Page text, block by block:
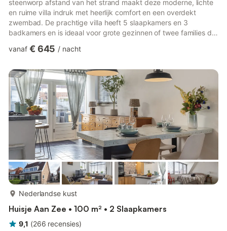
steenworp afstand van het strand maakt deze moderne, lichte
en ruime villa indruk met heerlijk comfort en een overdekt
zwembad. De prachtige villa heeft 5 slaapkamers en 3
badkamers en is ideaal voor grote gezinnen of twee families die
woonkamer met open haard bevindt zich op de eerste
de grote ramen. Mooie kunstobjecten en voorwerpen uit de
natuur, sieren deze grote lichte kamer. De comfortabele zithoek
heeft een fla...
vanaf € 645 / nacht
Nederlandse kust
Huisje Aan Zee • 100 m² • 2 Slaapkamers
9,1 (266 recensies)